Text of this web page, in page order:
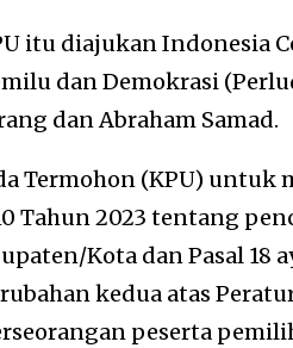
itu diajukan Indonesia
dan Demokrasi
dan Abraham Samad.
Termohon (KPU) untuk
Tahun 2023 tentang
Kota dan Pasal 18
kedua atas
peserta